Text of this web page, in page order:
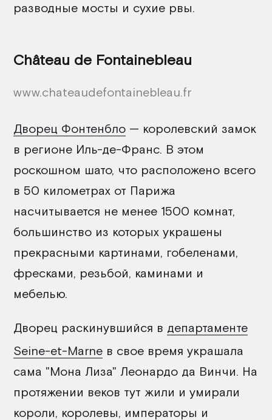
разводные мосты и сухие рвы.
Château de Fontainebleau
www.chateaudefontainebleau.fr
Дворец Фонтенбло — королевский замок
в регионе Иль-де-Франс. В этом
роскошном шато, что расположено всего
в 50 километрах от Парижа
насчитывается не менее 1500 комнат,
большинство из которых украшены
прекрасными картинами, гобеленами,
фресками, резьбой, каминами и
мебелью.
Дворец раскинувшийся в департаменте
Seine-et-Marne в свое время украшала
сама "Мона Лиза" Леонардо да Винчи. На
протяжении веков тут жили и умирали
короли, королевы, императоры и